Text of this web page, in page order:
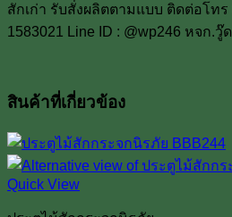
สักเก่า รับสั่งผลิตตามแบบ ติดต่อโทร
1583021 Line ID : @wp246 หจก.วู๊
สินค้าที่เกี่ยวข้อง
Quick View